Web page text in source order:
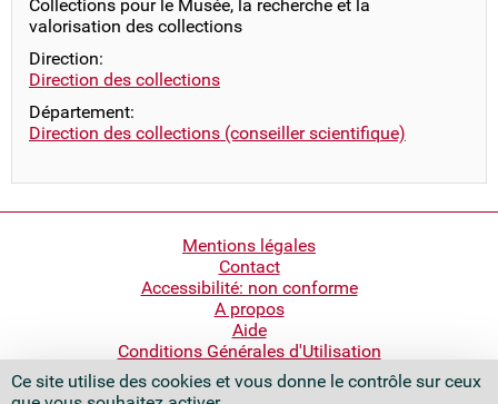
Ce site utilise des cookies et vous donne le contrôle sur ceux
Collections pour le Musée, la recherche et la
valorisation des collections
Direction:
Direction des collections
Département:
Direction des collections (conseiller scientifique)
Mentions légales
Contact
Accessibilité: non conforme
A propos
Aide
Conditions Générales d'Utilisation
Bibliothèque nationale de France